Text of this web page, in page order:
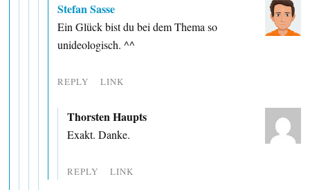
Stefan Sasse
Ein Glück bist du bei dem Thema so
unideologisch. ^^
REPLY LINK
Thorsten Haupts
Exakt. Danke.
REPLY LINK